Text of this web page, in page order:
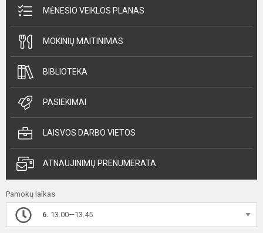
MĖNESIO VEIKLOS PLANAS
MOKINIŲ MAITINIMAS
BIBLIOTEKA
PASIEKIMAI
LAISVOS DARBO VIETOS
ATNAUJINIMŲ PRENUMERATA
Pamokų laikas
6. 13.00—13.45